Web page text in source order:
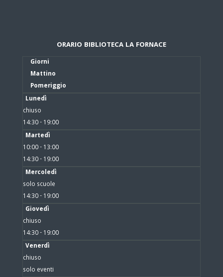
ORARIO BIBLIOTECA LA FORNACE
Giorni
Mattino
Pomeriggio
Lunedì
chiuso
14:30 - 19:00
Martedì
10:00 - 13:00
14:30 - 19:00
Mercoledì
solo scuole
14:30 - 19:00
Giovedì
chiuso
14:30 - 19:00
Venerdì
chiuso
solo eventi